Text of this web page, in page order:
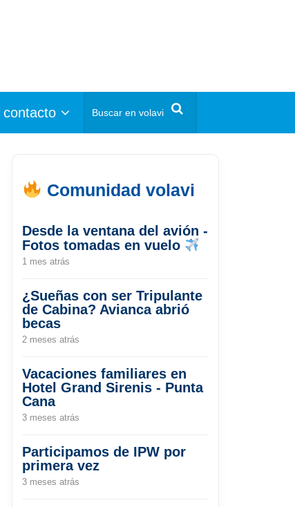
contacto
Comunidad volavi
Desde la ventana del avión -
Fotos tomadas en vuelo
1 mes atrás
¿Sueñas con ser Tripulante
de Cabina? Avianca abrió
becas
2 meses atrás
Vacaciones familiares en
Hotel Grand Sirenis - Punta
Cana
3 meses atrás
Participamos de IPW por
primera vez
3 meses atrás